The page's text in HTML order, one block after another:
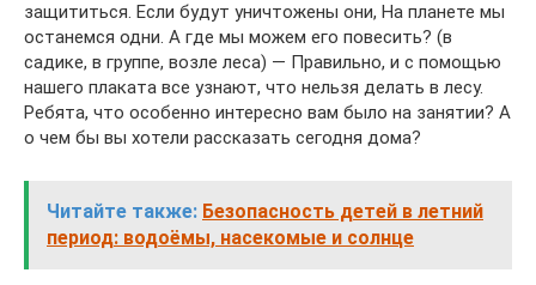
защититься. Если будут уничтожены они, На планете мы
останемся одни. А где мы можем его повесить? (в
садике, в группе, возле леса) — Правильно, и с помощью
нашего плаката все узнают, что нельзя делать в лесу.
Ребята, что особенно интересно вам было на занятии? А
о чем бы вы хотели рассказать сегодня дома?
Читайте также: Безопасность детей в летний
период: водоёмы, насекомые и солнце